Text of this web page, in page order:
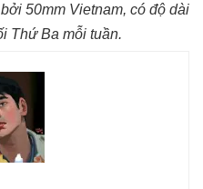
50mm Vietnam, có độ dài
Thứ Ba mỗi tuần.